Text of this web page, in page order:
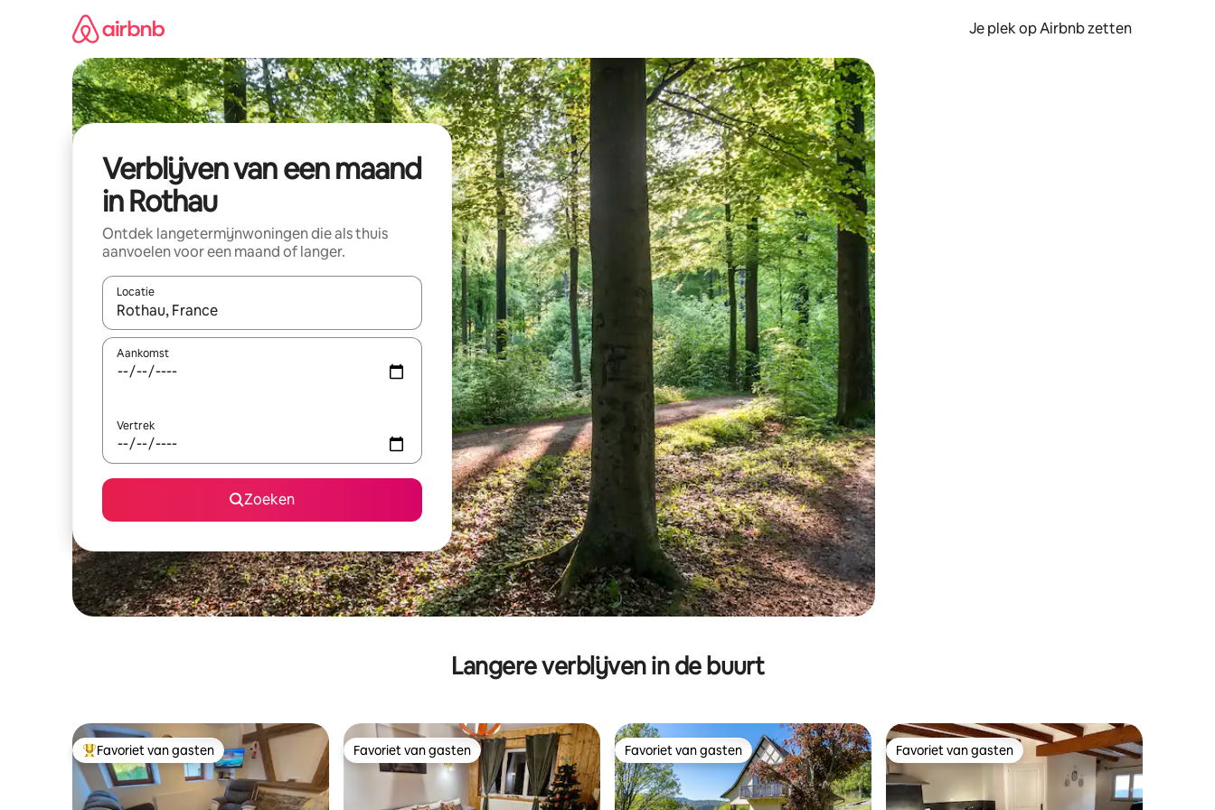
Je plek op Airbnb zetten
Verblijven van een maand
in Rothau
Ontdek langetermijnwoningen die als thuis
aanvoelen voor een maand of langer.
Locatie
Wanneer er resultaten beschikbaar zijn, maak je een keuze met je de pijltjestoetsen omhoog en omlaag, óf door te tikken of swipen.
Aankomst
Vertrek
Zoeken
Langere verblijven in de buurt
Topfavoriet van gasten
Favoriet van gasten Favoriet van gasten
Favoriet van gasten Favoriet van gasten
Favoriet van gasten Favoriet van gasten
Favoriet van gasten